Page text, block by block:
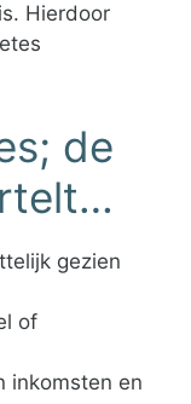
Hierdoor
de
gezien
of
inkomsten en